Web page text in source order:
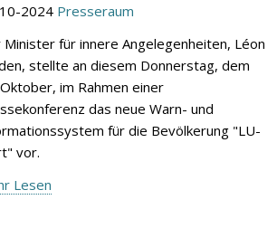
2024 Presseraum
Minister für innere Angelegenheiten, Léon
stellte an diesem Donnerstag, dem
im Rahmen einer
das neue Warn- und
für die Bevölkerung "LU-
vor.
Lesen